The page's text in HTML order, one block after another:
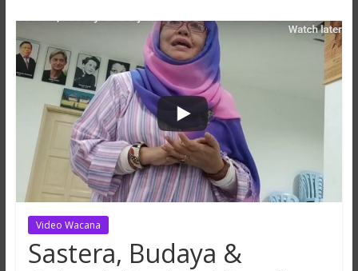
Lestari
Video Wacana
Sastera, Budaya &